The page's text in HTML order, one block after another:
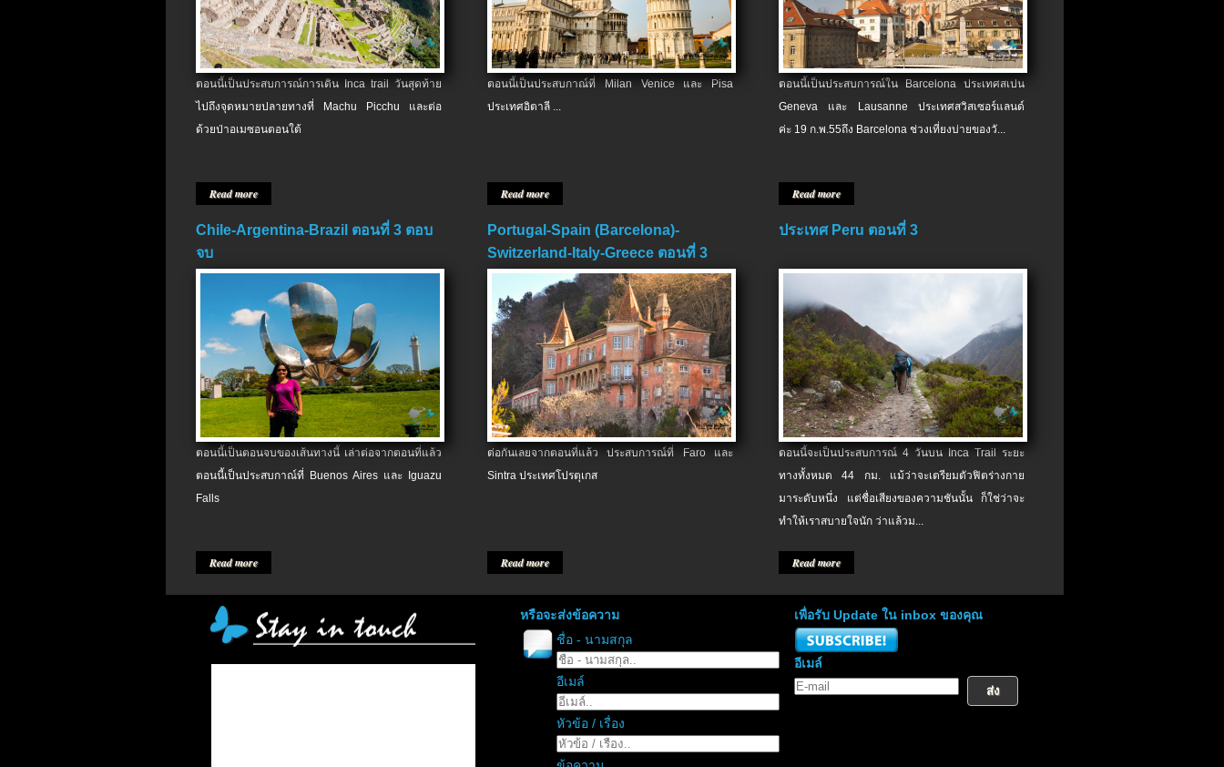
ตอนนี้เป็นประสบการณ์การเดิน Inca trail วันสุดท้าย
ไปถึงจุดหมายปลายทางที่ Machu Picchu และต่อ
ด้วยป่าอเมซอนตอนใต้
Read more
ตอนนี้เป็นประสบกาณ์ที่ Milan Venice และ Pisa
ประเทศอิตาลี ...
Read more
ตอนนี้เป็นประสบการณ์ใน Barcelona ประเทศสเปน
Geneva และ Lausanne ประเทศสวิสเซอร์แลนด์
ค่ะ 19 ก.พ.​55ถึง Barcelona ช่วงเที่ยงบ่ายของวั...
Read more
Chile-Argentina-Brazil ตอนที่ 3 ตอบ
จบ
ตอนนี้เป็นตอนจบของเส้นทางนี้ เล่าต่อจากตอนที่แล้ว
ตอนนี้เป็นประสบกาณ์ที่ Buenos Aires และ Iguazu
Falls
Read more
Portugal-Spain (Barcelona)-
Switzerland-Italy-Greece ตอนที่ 3
ต่อกันเลยจากตอนที่แล้ว ประสบการณ์ที่ Faro และ
Sintra ประเทศโปรตุเกส
Read more
ประเทศ Peru ตอนที่ 3
ตอนนี้จะเป็นประสบการณ์ 4 วันบน Inca Trail ระยะ
ทางทั้งหมด 44 กม. แม้ว่าจะเตรียมตัวฟิตร่างกาย
มาระดับหนึ่ง แต่ชื่อเสียงของความชันนั้น ก็ใช่ว่าจะ
ทำให้เราสบายใจนัก ว่าแล้วม...
Read more
หรือจะส่งข้อความ
ชื่อ - นามสกุล
อีเมล์
หัวข้อ / เรื่อง
เพื่อรับ Update ใน inbox ของคุณ
อีเมล์
ส่ง